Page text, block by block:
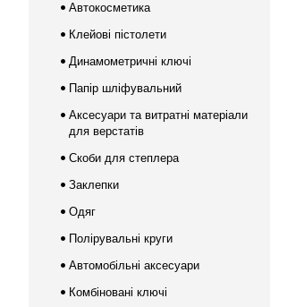
Автокосметика
Клейові пістолети
Динамометричні ключі
Папір шліфувальний
Аксесуари та витратні матеріали
для верстатів
Скоби для степлера
Заклепки
Одяг
Полірувальні круги
Автомобільні аксесуари
Комбіновані ключі